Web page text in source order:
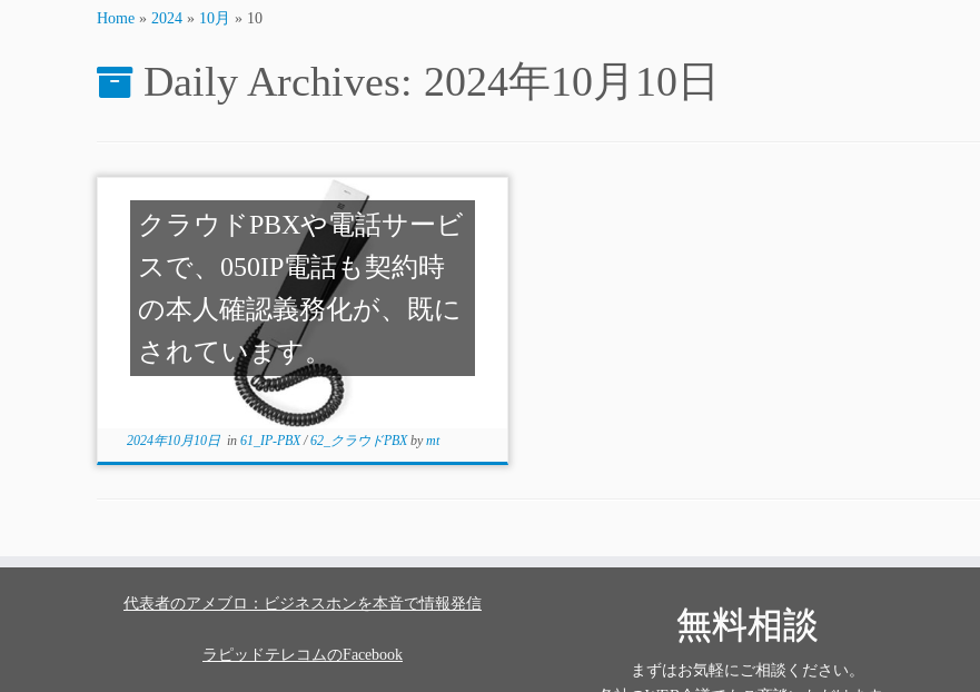
Home » 2024 » 10月 » 10
Daily Archives: 2024年10月10日
クラウドPBXや電話サービ
スで、050IP電話も契約時
の本人確認義務化が、既に
されています。
2024年10月10日in 61_IP-PBX/62_クラウドPBXbymt
代表者のアメブロ：ビジネスホンを本音で情報発信
ラピッドテレコムのFacebook
無料相談
まずはお気軽にご相談ください。